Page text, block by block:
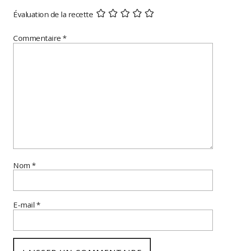
Évaluation de la recette
Commentaire*
Nom*
E-mail *